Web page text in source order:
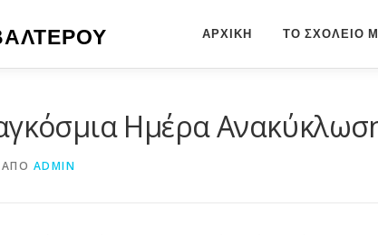
ΑΡΧΙΚΉ ΤΟ ΣΧΟΛΕΙΟ
Ημέρα
ΑΠΌ ADMIN